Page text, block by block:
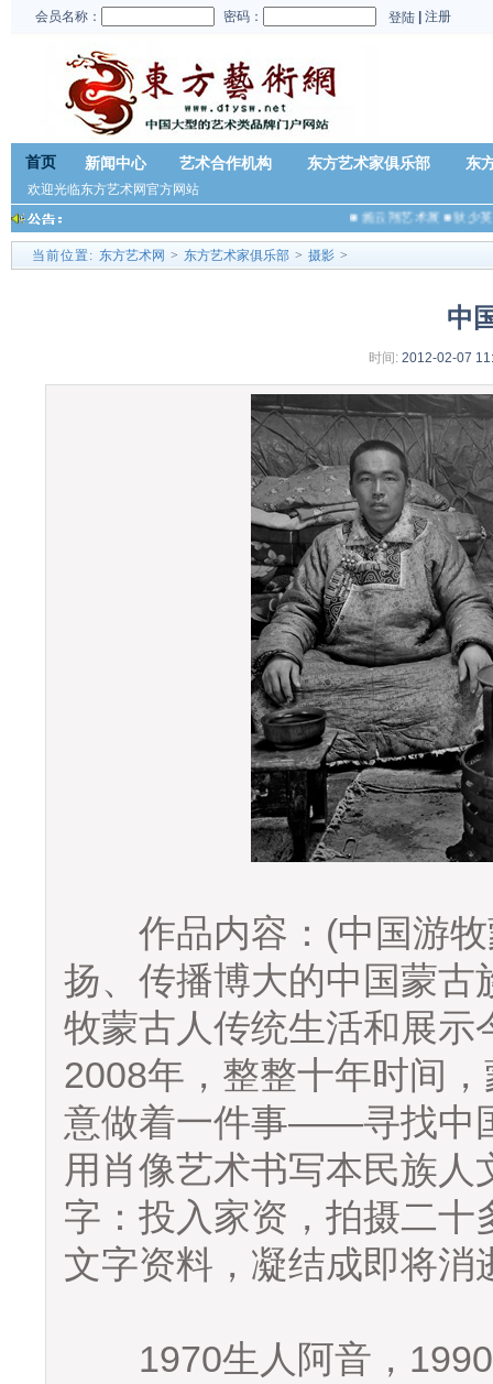
会员名称： 密码： 登陆| 注册
首页 新闻中心 艺术合作机构 东方艺术家俱乐部 东
欢迎光临东方艺术网官方网站
施云翔艺术展 ■ 狄少英
当前位置: 东方艺术网 > 东方艺术家俱乐部 > 摄影 >
中
时间: 2012-02-07
作品内容：(中国游牧
扬、传播博大的中国蒙古
牧蒙古人传统生活和展示
2008年，整整十年时间
意做着一件事——寻找中
用肖像艺术书写本民族
字：投入家资，拍摄二
文字资料，凝结成即将
1970生人阿音，1990